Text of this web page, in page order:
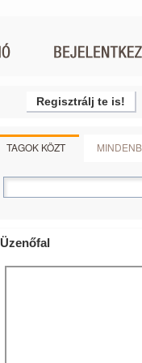
Regisztrálj te is!
TAGOK KÖZT
Üzenőfal